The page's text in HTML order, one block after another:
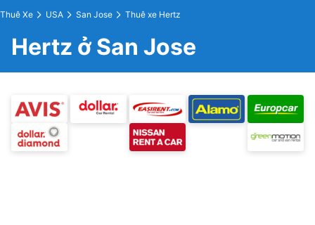
Thuê Xe USA San Jose Thuê xe Hertz
Hertz ở San Jose